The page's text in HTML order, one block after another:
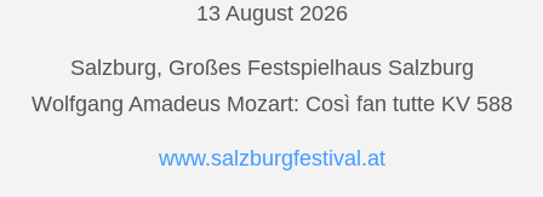
13 August 2026
Salzburg, Großes Festspielhaus Salzburg
Wolfgang Amadeus Mozart: Così fan tutte KV 588
www.salzburgfestival.at